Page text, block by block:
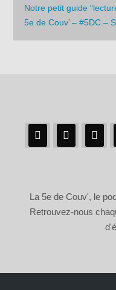
Notre petit guide
5e de Couv’ – #5DC –
La 5e de Couv', le
Retrouvez-nous